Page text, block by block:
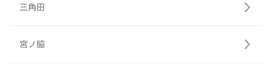
三角田
宮ノ脇